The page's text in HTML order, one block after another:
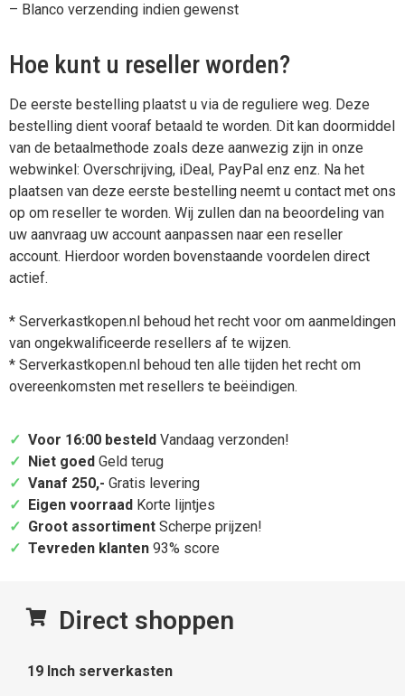
Direct shoppen
19 Inch serverkasten
– Blanco verzending indien gewenst
Hoe kunt u reseller worden?
De eerste bestelling plaatst u via de reguliere weg. Deze
bestelling dient vooraf betaald te worden. Dit kan doormiddel
van de betaalmethode zoals deze aanwezig zijn in onze
webwinkel: Overschrijving, iDeal, PayPal enz enz. Na het
plaatsen van deze eerste bestelling neemt u contact met ons
op om reseller te worden. Wij zullen dan na beoordeling van
uw aanvraag uw account aanpassen naar een reseller
account. Hierdoor worden bovenstaande voordelen direct
actief.
* Serverkastkopen.nl behoud het recht voor om aanmeldingen
van ongekwalificeerde resellers af te wijzen.
* Serverkastkopen.nl behoud ten alle tijden het recht om
overeenkomsten met resellers te beëindigen.
✓ Voor 16:00 besteld Vandaag verzonden!
✓ Niet goed Geld terug
✓ Vanaf 250,- Gratis levering
✓ Eigen voorraad Korte lijntjes
✓ Groot assortiment Scherpe prijzen!
✓ Tevreden klanten 93% score